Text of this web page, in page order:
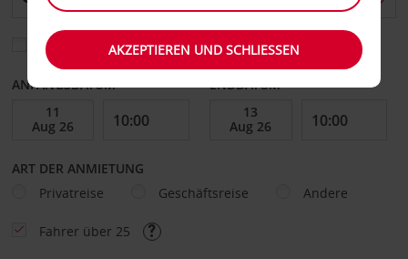
Eine andere Rückgabestation auswählen
ANFANGSDATUM ENDDATUM
ART DER ANMIETUNG
Privatreise
Geschäftsreise Andere
Fahrer über 25
AKZEPTIEREN UND SCHLIESSEN